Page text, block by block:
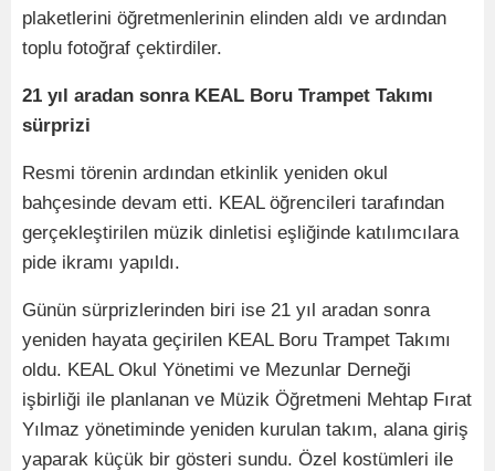
plaketlerini öğretmenlerinin elinden aldı ve ardından
toplu fotoğraf çektirdiler.
21 yıl aradan sonra KEAL Boru Trampet Takımı
sürprizi
Resmi törenin ardından etkinlik yeniden okul
bahçesinde devam etti. KEAL öğrencileri tarafından
gerçekleştirilen müzik dinletisi eşliğinde katılımcılara
pide ikramı yapıldı.
Günün sürprizlerinden biri ise 21 yıl aradan sonra
yeniden hayata geçirilen KEAL Boru Trampet Takımı
oldu. KEAL Okul Yönetimi ve Mezunlar Derneği
işbirliği ile planlanan ve Müzik Öğretmeni Mehtap Fırat
Yılmaz yönetiminde yeniden kurulan takım, alana giriş
yaparak küçük bir gösteri sundu. Özel kostümleri ile